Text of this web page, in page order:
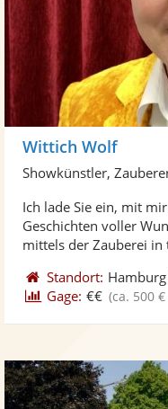
Wittich Wolf
Showkünstler,
Ich lade Sie ein, mit
Geschichten voller
mittels der Zauberei in
Standort: Hamburg
Gage: €€ (ca. 500